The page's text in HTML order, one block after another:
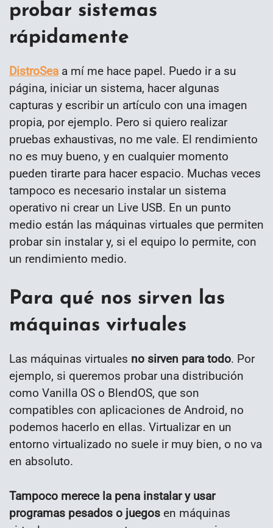
probar sistemas
rápidamente
DistroSea a mí me hace papel. Puedo ir a su
página, iniciar un sistema, hacer algunas
capturas y escribir un artículo con una imagen
propia, por ejemplo. Pero si quiero realizar
pruebas exhaustivas, no me vale. El rendimiento
no es muy bueno, y en cualquier momento
pueden tirarte para hacer espacio. Muchas veces
tampoco es necesario instalar un sistema
operativo ni crear un Live USB. En un punto
medio están las máquinas virtuales que permiten
probar sin instalar y, si el equipo lo permite, con
un rendimiento medio.
Para qué nos sirven las
máquinas virtuales
Las máquinas virtuales no sirven para todo. Por
ejemplo, si queremos probar una distribución
como Vanilla OS o BlendOS, que son
compatibles con aplicaciones de Android, no
podemos hacerlo en ellas. Virtualizar en un
entorno virtualizado no suele ir muy bien, o no va
en absoluto.
Tampoco merece la pena instalar y usar
programas pesados o juegos en máquinas